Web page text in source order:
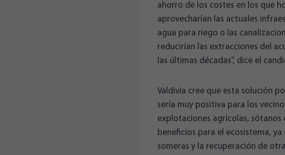
ahorro de los costes en los que
aprovecharían las actuales
agua para riego o las
reducirían las extracciones del
las últimas décadas”, dice el
Valdivia cree que esta solución
sería muy positiva para los
explotaciones agrícolas, sótanos
beneficios para el ecosistema,
someras y la recuperación de